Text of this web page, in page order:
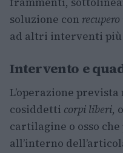
soluzione con
ad altri interventi più
Intervento e
L’operazione
cosiddetti corpi liberi,
cartilagine o osso
all’interno